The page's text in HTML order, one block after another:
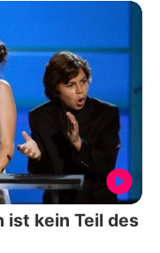
ist kein Teil des